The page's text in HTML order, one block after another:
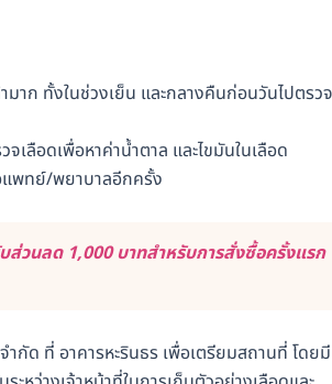
าก ทั้งในช่วงเย็น และกลางคืนก่อนวันไปตรวจ
เลือดเพื่อหาค่าน้ำตาล และไขมันในเลือด
แพทย์/พยาบาลอีกครั้ง
วนลด 1,000 บาทสำหรับการสั่งซื้อครั้งแรก
กัด ที่ อาคารหะรินธร เพื่อเตรียมสถานที่ โดยมี